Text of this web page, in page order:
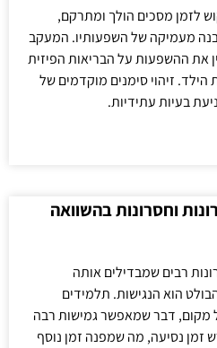
לזמן מסכים הולך ומתרקם,
מעמיקה של השפעותיו. המעקב
את ההשפעות על הבריאות הפיזית
זיהוי סימנים מוקדמים של
בעיות עתידיות.
וחסרונות בהשוואה
רבים שמבדילים אותה
הוא הנגישות. תלמידים
מקום, דבר שמאפשר גמישות רבה
זמן נסיעה, מה שמפנה זמן נוסף